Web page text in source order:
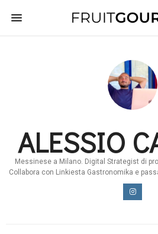
ALESSIO
Messinese a Milano. Digital Strategist di
Collabora con Linkiesta Gastronomika e